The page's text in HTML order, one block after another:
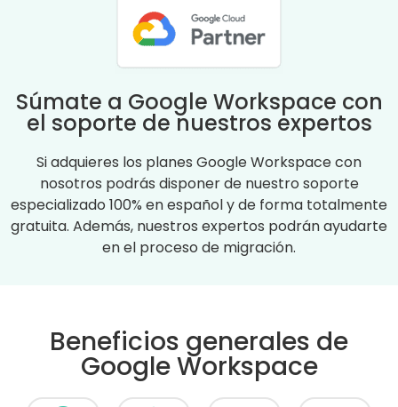
Súmate a Google Workspace con
el soporte de nuestros expertos
Si adquieres los planes Google Workspace con
nosotros podrás disponer de nuestro soporte
especializado 100% en español y de forma totalmente
gratuita. Además, nuestros expertos podrán ayudarte
en el proceso de migración.
Beneficios generales de
Google Workspace